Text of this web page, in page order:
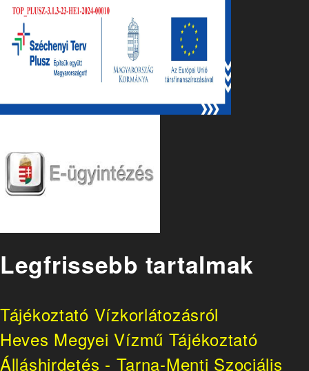
Legfrissebb tartalmak
Tájékoztató Vízkorlátozásról
Heves Megyei Vízmű Tájékoztató
Álláshirdetés - Tarna-Menti Szociális